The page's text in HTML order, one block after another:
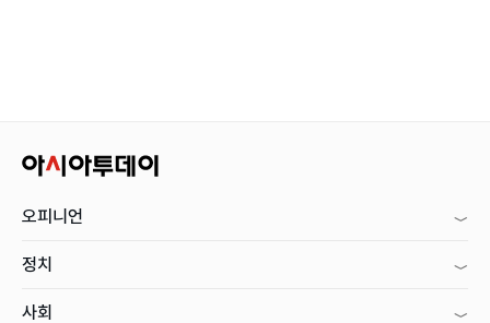
오피니언
정치
사회